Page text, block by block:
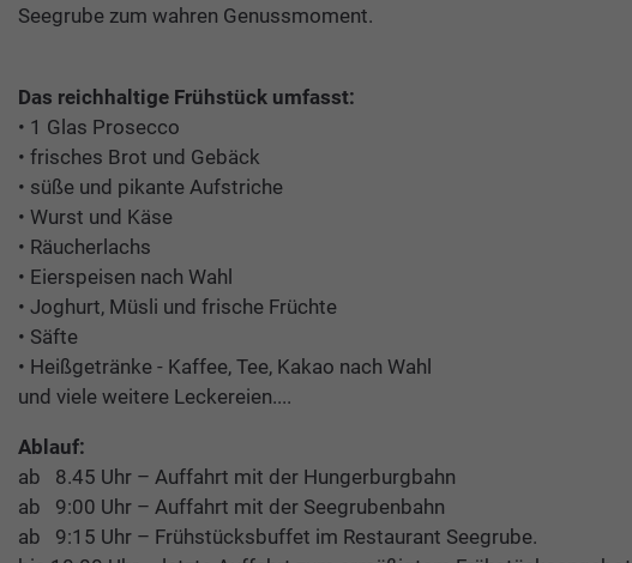
Seegrube zum wahren Genussmoment.
Das reichhaltige Frühstück umfasst:
• 1 Glas Prosecco
• frisches Brot und Gebäck
• süße und pikante Aufstriche
• Wurst und Käse
• Räucherlachs
• Eierspeisen nach Wahl
• Joghurt, Müsli und frische Früchte
• Säfte
• Heißgetränke - Kaffee, Tee, Kakao nach Wahl
und viele weitere Leckereien....
Ablauf:
ab 8.45 Uhr – Auffahrt mit der Hungerburgbahn
ab 9:00 Uhr – Auffahrt mit der Seegrubenbahn
ab 9:15 Uhr – Frühstücksbuffet im Restaurant Seegrube.